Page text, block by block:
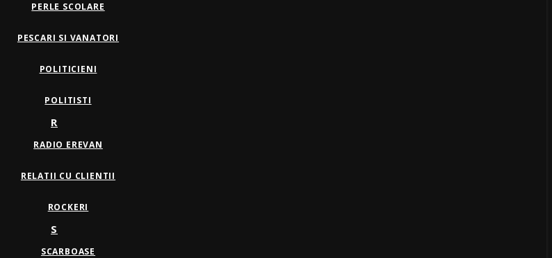
PERLE SCOLARE
PESCARI SI VANATORI
POLITICIENI
POLITISTI
R
RADIO EREVAN
RELATII CU CLIENTII
ROCKERI
S
SCARBOASE